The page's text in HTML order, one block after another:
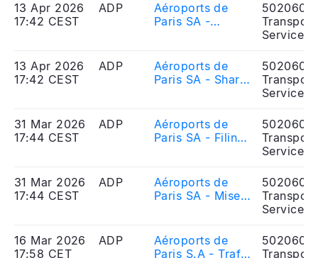
13 Apr 2026
17:42 CEST
ADP
Aéroports de
Paris SA -
mars 2026
Services
13 Apr 2026
17:42 CEST
ADP
Aéroports de
Paris SA - Shares
2026
Services
31 Mar 2026
17:44 CEST
ADP
Aéroports de
Paris SA - Filing
Registration
Document
Services
31 Mar 2026
17:44 CEST
ADP
Aéroports de
Paris SA - Mise à
d\'enregistrement
universel 2025
Services
16 Mar 2026
17:58 CET
ADP
Aéroports de
Paris S.A - Trafic